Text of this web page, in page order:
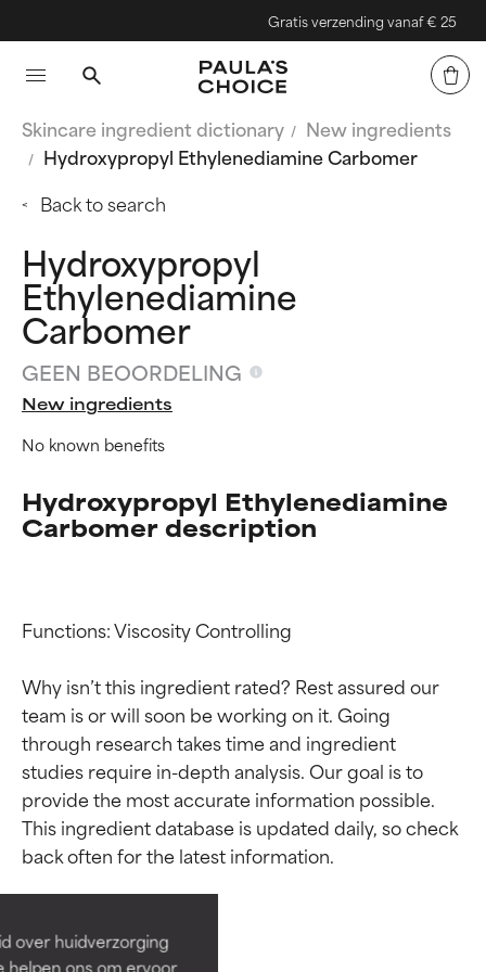
over huidverzorging
helpen ons om ervoor
Gratis verzending vanaf € 25
Skincare ingredient dictionary
New ingredients
Hydroxypropyl Ethylenediamine Carbomer
Back to search
Hydroxypropyl
Ethylenediamine
Carbomer
GEEN BEOORDELING
New ingredients
No known benefits
Hydroxypropyl Ethylenediamine
Carbomer description
Functions: Viscosity Controlling
Why isn’t this ingredient rated? Rest assured our
team is or will soon be working on it. Going
through research takes time and ingredient
studies require in-depth analysis. Our goal is to
provide the most accurate information possible.
This ingredient database is updated daily, so check
Beoordelingen van
ingrediënten
Bewezen en ondersteund door
onafhankelijk onderzoek.
Beoordelingen van
ingrediënten
Bewezen en ondersteund door
onafhankelijk onderzoek.